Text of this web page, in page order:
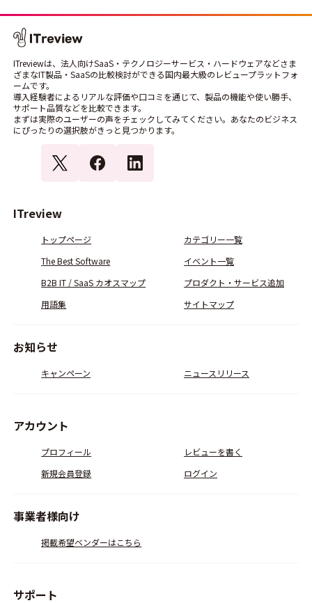
ITreviewは、法人向けSaaS・テクノロジーサービス・ハードウェアなどさま
ざまなIT製品・SaaSの比較検討ができる国内最大級のレビュープラットフォ
ームです。
導入経験者によるリアルな評価や口コミを通じて、製品の機能や使い勝手、
サポート品質などを比較できます。
まずは実際のユーザーの声をチェックしてみてください。あなたのビジネス
にぴったりの選択肢がきっと見つかります。
ITreview
トップページ
カテゴリー一覧
The Best Software
イベント一覧
B2B IT / SaaS カオスマップ
プロダクト・サービス追加
用語集
サイトマップ
お知らせ
キャンペーン ニュースリリース
アカウント
プロフィール
レビューを書く
新規会員登録
ログイン
事業者様向け
掲載希望ベンダーはこちら
サポート